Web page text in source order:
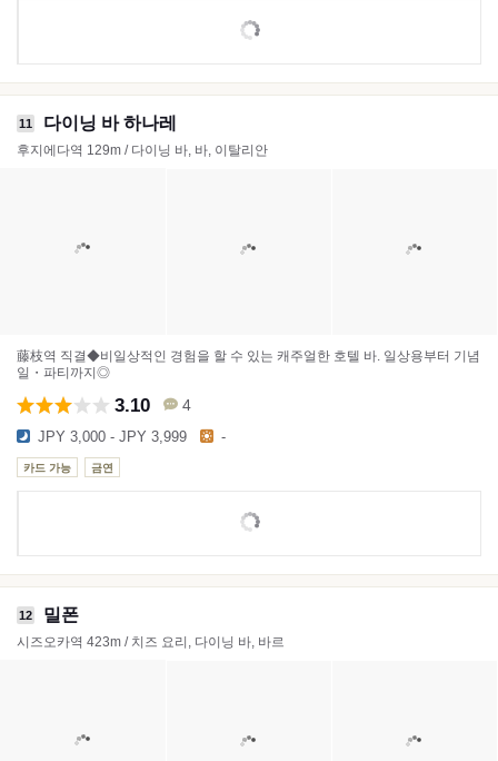
11 다이닝 바 하나레
후지에다역 129m / 다이닝 바, 바, 이탈리안
藤枝역 직결◆비일상적인 경험을 할 수 있는 캐주얼한 호텔 바. 일상용부터 기념
일・파티까지◎
3.10 4
JPY 3,000 - JPY 3,999 -
카드 가능 금연
12 밀폰
시즈오카역 423m / 치즈 요리, 다이닝 바, 바르